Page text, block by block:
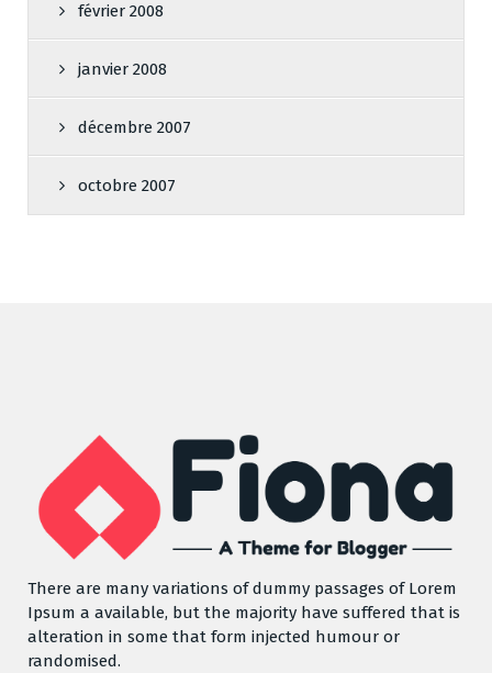
février 2008
janvier 2008
décembre 2007
octobre 2007
There are many variations of dummy passages of Lorem
Ipsum a available, but the majority have suffered that is
alteration in some that form injected humour or
randomised.